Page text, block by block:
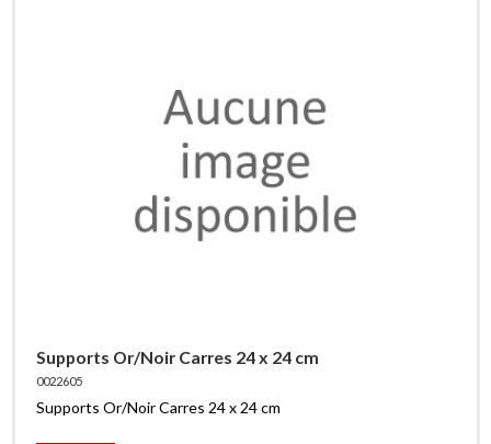
Supports Or/Noir Carres 24 x 24 cm
0022605
Supports Or/Noir Carres 24 x 24 cm